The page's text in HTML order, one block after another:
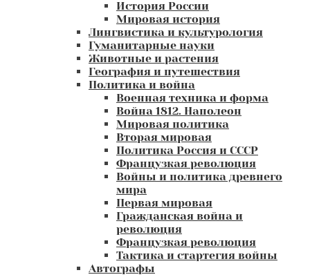
История России
Мировая история
Лингвистика и культурология
Гуманитарные науки
Животные и растения
География и путешествия
Политика и война
Военная техника и форма
Война 1812. Наполеон
Мировая политика
Вторая мировая
Политика Россия и СССР
Французкая революция
Войны и политика древнего
мира
Первая мировая
Гражданская война и
революция
Французкая революция
Тактика и стартегия войны
Автографы